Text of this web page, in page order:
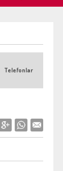
Telefonlar